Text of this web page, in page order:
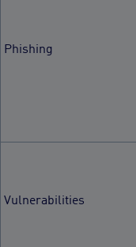
Phishing
Vulnerabilities